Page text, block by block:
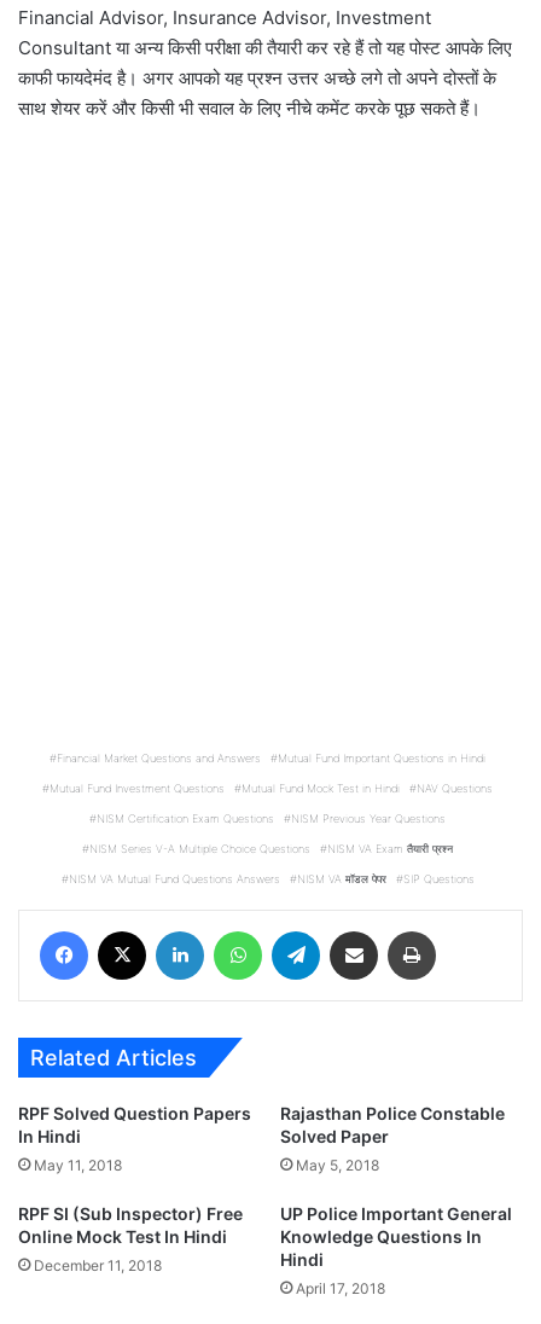
Financial Advisor, Insurance Advisor, Investment
Consultant या अन्य किसी परीक्षा की तैयारी कर रहे हैं तो यह पोस्ट आपके लिए
काफी फायदेमंद है। अगर आपको यह प्रश्न उत्तर अच्छे लगे तो अपने दोस्तों के
साथ शेयर करें और किसी भी सवाल के लिए नीचे कमेंट करके पूछ सकते हैं।
Financial Market Questions and Answers Mutual Fund Important Questions in Hindi
Mutual Fund Investment Questions Mutual Fund Mock Test in Hindi NAV Questions
NISM Certification Exam Questions NISM Previous Year Questions
NISM Series V-A Multiple Choice Questions NISM VA Exam तैयारी प्रश्न
NISM VA Mutual Fund Questions Answers NISM VA मॉडल पेपर SIP Questions
Facebook LinkedIn WhatsAppTelegram Share via Email
Related Articles
RPF Solved Question Papers
In Hindi
May 11, 2018
Rajasthan Police Constable
Solved Paper
May 5, 2018
RPF SI (Sub Inspector) Free
Online Mock Test In Hindi
December 11, 2018
UP Police Important General
Knowledge Questions In
Hindi
April 17, 2018